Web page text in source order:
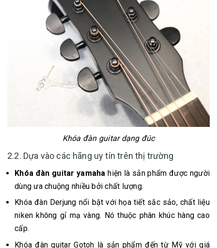
Khóa đàn guitar dạng đúc
2.2. Dựa vào các hãng uy tín trên thị trường
Khóa đàn guitar yamahahiện là sản phẩm được người
dùng ưa chuộng nhiều bởi chất lượng.
Khóa đàn Derjung nổi bật với họa tiết sắc sảo, chất liệu
niken không gỉ mạ vàng. Nó thuộc phân khúc hàng cao
cấp.
Khóa đàn guitar Gotoh là sản phẩm đến từ Mỹ với giá